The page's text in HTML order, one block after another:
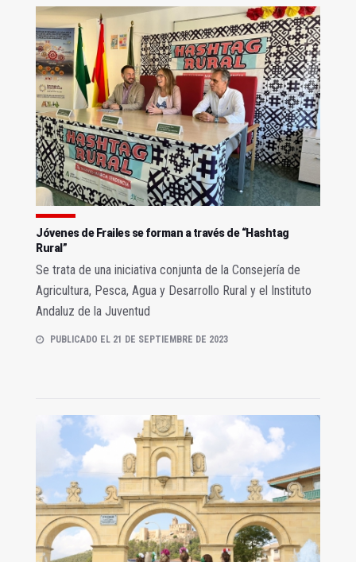
Jóvenes de Frailes se forman a través de “Hashtag
Rural”
Se trata de una iniciativa conjunta de la Consejería de
Agricultura, Pesca, Agua y Desarrollo Rural y el Instituto
Andaluz de la Juventud
PUBLICADO EL 21 DE SEPTIEMBRE DE 2023